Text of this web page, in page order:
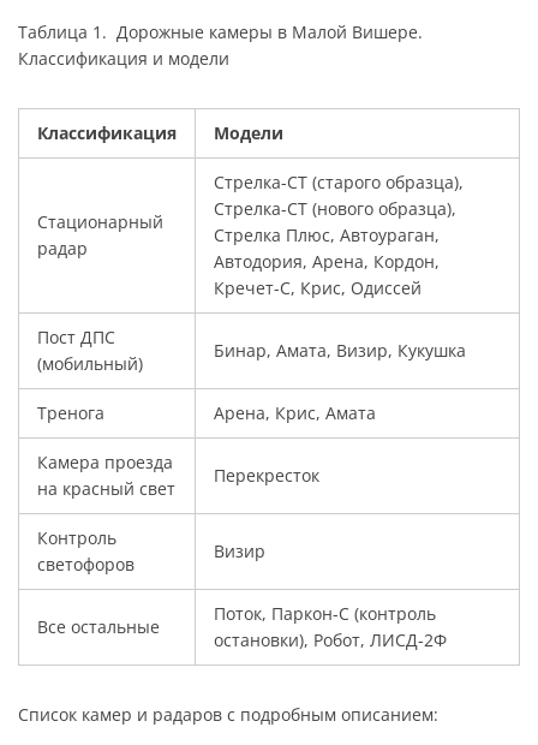
Таблица 1. Дорожные камеры в Малой Вишере.
Классификация и модели
Классификация Модели
Стационарный
радар
Стрелка-СТ (старого образца),
Стрелка-СТ (нового образца),
Стрелка Плюс, Автоураган,
Автодория, Арена, Кордон,
Кречет-С, Крис, Одиссей
Пост ДПС
(мобильный)
Бинар, Амата, Визир, Кукушка
Тренога Арена, Крис, Амата
Камера проезда
на красный свет
Перекресток
Контроль
светофоров
Визир
Все остальные
Поток, Паркон-С (контроль
остановки), Робот, ЛИСД-2Ф
Список камер и радаров с подробным описанием: